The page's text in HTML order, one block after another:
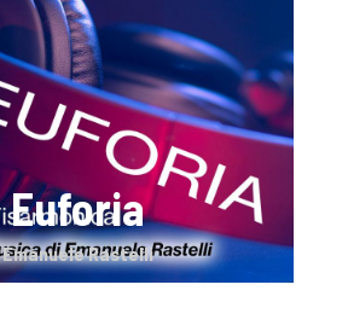
Euforia
Emanuele Rastelli